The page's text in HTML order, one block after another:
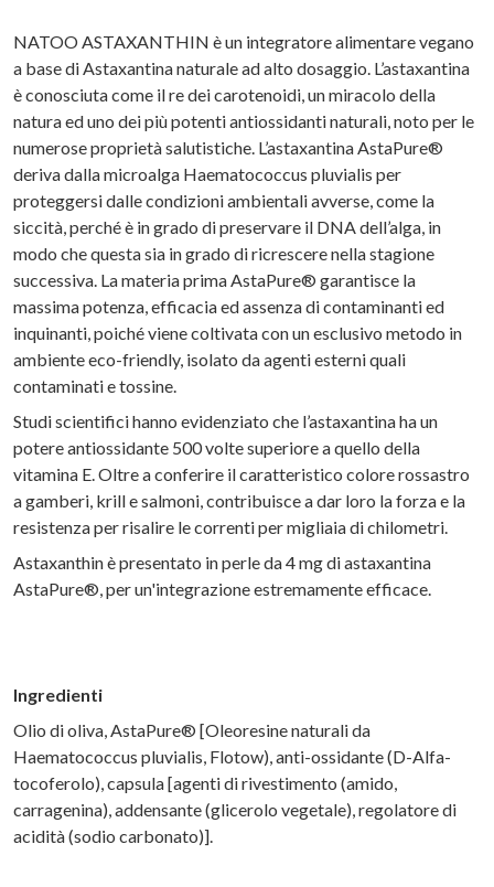
NATOO ASTAXANTHIN è un integratore alimentare vegano
a base di Astaxantina naturale ad alto dosaggio. L’astaxantina
è conosciuta come il re dei carotenoidi, un miracolo della
natura ed uno dei più potenti antiossidanti naturali, noto per le
numerose proprietà salutistiche. L’astaxantina AstaPure®
deriva dalla microalga Haematococcus pluvialis per
proteggersi dalle condizioni ambientali avverse, come la
siccità, perché è in grado di preservare il DNA dell’alga, in
modo che questa sia in grado di ricrescere nella stagione
successiva. La materia prima AstaPure® garantisce la
massima potenza, efficacia ed assenza di contaminanti ed
inquinanti, poiché viene coltivata con un esclusivo metodo in
ambiente eco-friendly, isolato da agenti esterni quali
contaminati e tossine.
Studi scientifici hanno evidenziato che l’astaxantina ha un
potere antiossidante 500 volte superiore a quello della
vitamina E. Oltre a conferire il caratteristico colore rossastro
a gamberi, krill e salmoni, contribuisce a dar loro la forza e la
resistenza per risalire le correnti per migliaia di chilometri.
Astaxanthin è presentato in perle da 4 mg di astaxantina
AstaPure®, per un'integrazione estremamente efficace.
Ingredienti
Olio di oliva, AstaPure® [Oleoresine naturali da
Haematococcus pluvialis, Flotow), anti-ossidante (D-Alfa-
tocoferolo), capsula [agenti di rivestimento (amido,
carragenina), addensante (glicerolo vegetale), regolatore di
acidità (sodio carbonato)].